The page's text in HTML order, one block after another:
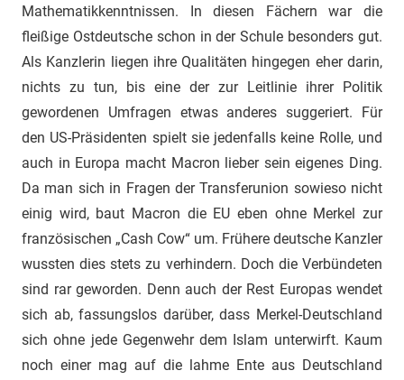
Mathematikkenntnissen. In diesen Fächern war die
fleißige Ostdeutsche schon in der Schule besonders gut.
Als Kanzlerin liegen ihre Qualitäten hingegen eher darin,
nichts zu tun, bis eine der zur Leitlinie ihrer Politik
gewordenen Umfragen etwas anderes suggeriert. Für
den US-Präsidenten spielt sie jedenfalls keine Rolle, und
auch in Europa macht Macron lieber sein eigenes Ding.
Da man sich in Fragen der Transferunion sowieso nicht
einig wird, baut Macron die EU eben ohne Merkel zur
französischen „Cash Cow“ um. Frühere deutsche Kanzler
wussten dies stets zu verhindern. Doch die Verbündeten
sind rar geworden. Denn auch der Rest Europas wendet
sich ab, fassungslos darüber, dass Merkel-Deutschland
sich ohne jede Gegenwehr dem Islam unterwirft. Kaum
noch einer mag auf die lahme Ente aus Deutschland